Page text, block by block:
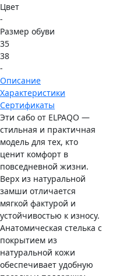
Цвет
-
Размер обуви
35
38
-
Описание
Характеристики
Сертификаты
Эти сабо от ELPAQO —
стильная и практичная
модель для тех, кто
ценит комфорт в
повседневной жизни.
Верх из натуральной
замши отличается
мягкой фактурой и
устойчивостью к износу.
Анатомическая стелька с
покрытием из
натуральной кожи
обеспечивает удобную